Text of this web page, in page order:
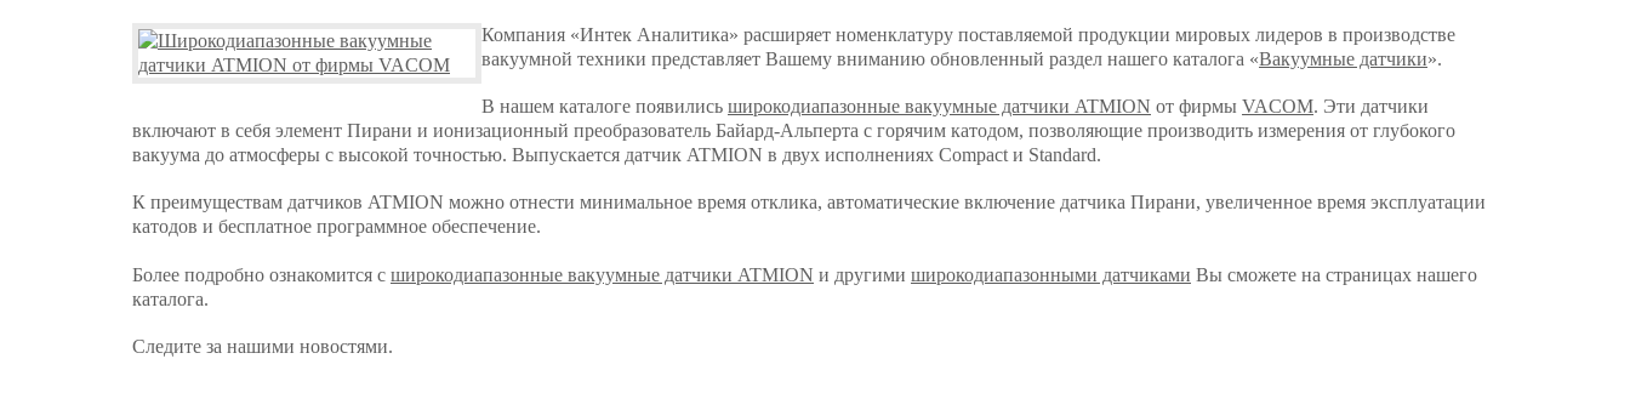
Компания «Интек Аналитика» расширяет номенклатуру поставляемой продукции мировых лидеров в производстве
вакуумной техники представляет Вашему вниманию обновленный раздел нашего каталога «Вакуумные датчики».
В нашем каталоге появились широкодиапазонные вакуумные датчики ATMION от фирмы VACOM. Эти датчики
включают в себя элемент Пирани и ионизационный преобразователь Байард-Альперта с горячим катодом, позволяющие производить измерения от глубокого
вакуума до атмосферы с высокой точностью. Выпускается датчик ATMION в двух исполнениях Compact и Standard.
К преимуществам датчиков ATMION можно отнести минимальное время отклика, автоматические включение датчика Пирани, увеличенное время эксплуатации
катодов и бесплатное программное обеспечение.
Более подробно ознакомится с широкодиапазонные вакуумные датчики ATMION и другими широкодиапазонными датчиками Вы сможете на страницах нашего
каталога.
Следите за нашими новостями.